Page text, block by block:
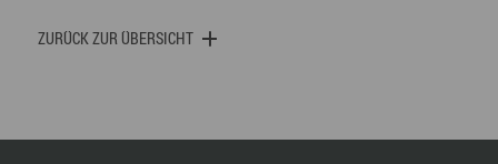
ZURÜCK ZUR ÜBERSICHT